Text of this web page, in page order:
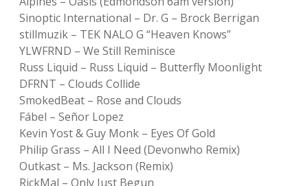
Sinoptic International – Dr. G – Brock Berrigan
stillmuzik – TEK NALO G “Heaven Knows”
YLWFRND – We Still Reminisce
Russ Liquid – Russ Liquid – Butterfly Moonlight
DFRNT – Clouds Collide
SmokedBeat – Rose and Clouds
Fábel – Señor Lopez
Kevin Yost & Guy Monk – Eyes Of Gold
Philip Grass – All I Need (Devonwho Remix)
Outkast – Ms. Jackson (Remix)
RickMal – Only Just Begun